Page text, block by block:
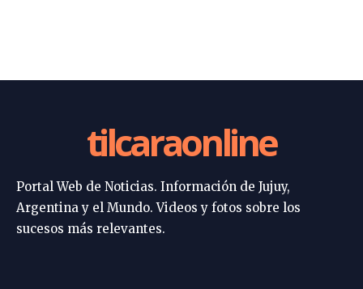
tilcaraonline
Portal Web de Noticias. Información de Jujuy,
Argentina y el Mundo. Videos y fotos sobre los
sucesos más relevantes.